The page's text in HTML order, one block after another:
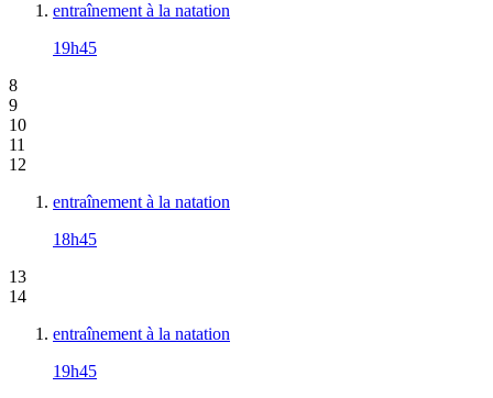
entraînement à la natation
19h45
8
9
10
11
12
entraînement à la natation
18h45
13
14
entraînement à la natation
19h45